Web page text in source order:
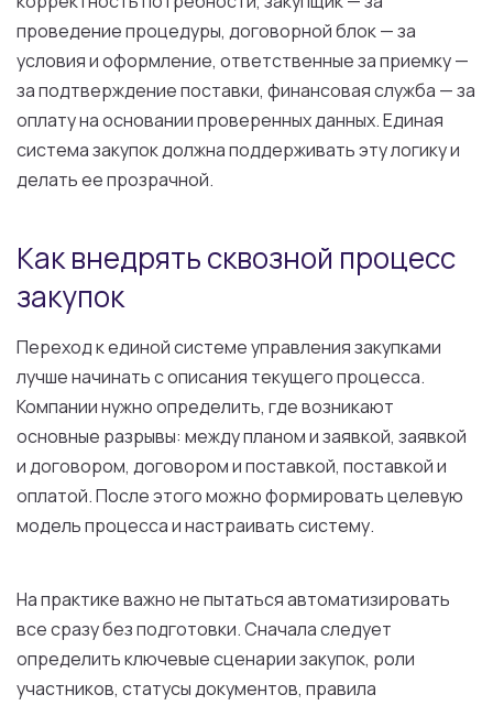
проведение процедуры, договорной блок — за
условия и оформление, ответственные за приемку —
за подтверждение поставки, финансовая служба — за
оплату на основании проверенных данных. Единая
система закупок должна поддерживать эту логику и
делать ее прозрачной.
Как внедрять сквозной процесс
закупок
Переход к единой системе управления закупками
лучше начинать с описания текущего процесса.
Компании нужно определить, где возникают
основные разрывы: между планом и заявкой, заявкой
и договором, договором и поставкой, поставкой и
оплатой. После этого можно формировать целевую
модель процесса и настраивать систему.
На практике важно не пытаться автоматизировать
все сразу без подготовки. Сначала следует
определить ключевые сценарии закупок, роли
участников, статусы документов, правила